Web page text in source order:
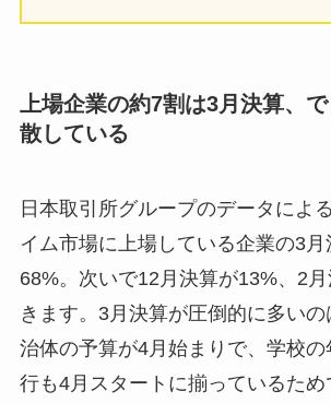
上場企業の約7割は3月決算、
散している
日本取引所グループのデータによ
イム市場に上場している企業の3
68%。次いで12月決算が13%、2
きます。3月決算が圧倒的に多いの
治体の予算が4月始まりで、学校
行も4月スタートに揃っているため